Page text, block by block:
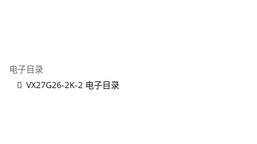
电子目录
VX27G26-2K-2 电子目录